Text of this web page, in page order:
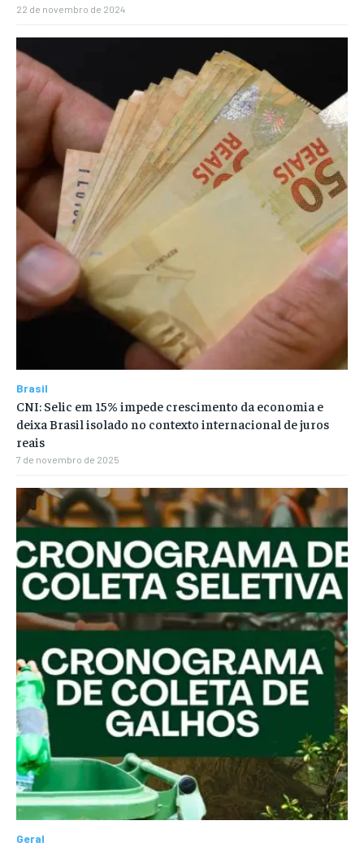
22 de novembro de 2024
Brasil
CNI: Selic em 15% impede crescimento da economia e
deixa Brasil isolado no contexto internacional de juros
reais
7 de novembro de 2025
Geral